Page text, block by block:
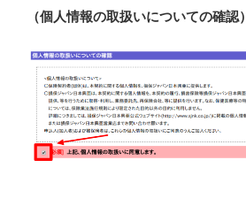
（個人情報の取扱いについての確認）